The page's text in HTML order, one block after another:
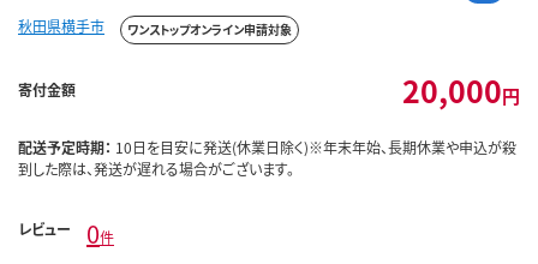
秋田県横手市 ワンストップオンライン申請対象
寄付金額 20,000円
配送予定時期： 10日を目安に発送(休業日除く)※年末年始、長期休業や申込が殺
到した際は、発送が遅れる場合がございます。
レビュー 0件